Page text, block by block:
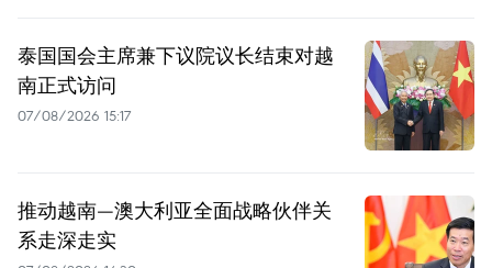
泰国国会主席兼下议院议长结束对越
南正式访问
07/08/2026 15:17
推动越南—澳大利亚全面战略伙伴关
系走深走实